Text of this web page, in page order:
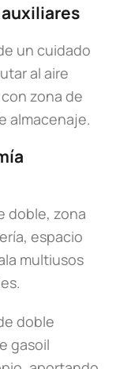
un cuidado
al aire
zona de
almacenaje.
doble, zona
espacio
multiusos
doble
gasoil